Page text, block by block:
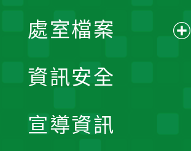
單
處室檔案
資訊安全
宣導資訊